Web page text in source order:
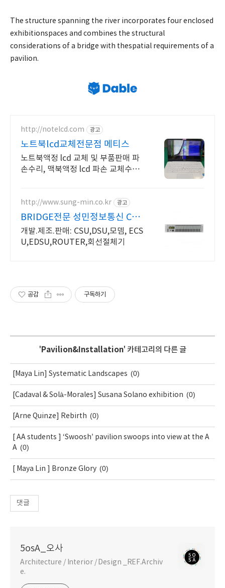
The structure spanning the river incorporates four enclosed
exhibitionspaces and combines the structural
considerations of a bridge with thespatial requirements of a
pavilion.
http://notelcd.com 광고
노트북lcd교체전문점 메티스
노트북액정 lcd 교체 및 부품판매 파
손수리, 맥북액정 lcd 파손 교체수리
http://www.sung-min.co.kr 광고
BRIDGE전문 성민정보통신 CS
U/DSU+네트웍통합전문
개발.제조.판매: CSU,DSU,모뎀, ECS
U,EDSU,ROUTER,회선절체기
공감 구독하기
' Pavilion&Installation' 카테고리의 다른 글
[Maya Lin] Systematic Landscapes (0)
[Cadaval & Solà-Morales] Susana Solano exhibition (0)
[Arne Quinze] Rebirth (0)
[ AA students ] ‘Swoosh’ pavilion swoops into view at the A
A (0)
[ Maya Lin ] Bronze Glory (0)
댓글
5osA_오사
Architecture / Interior / Design _REF.Archiv
e.